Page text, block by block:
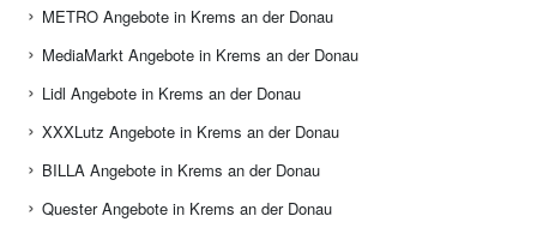
METRO Angebote in Krems an der Donau
MediaMarkt Angebote in Krems an der Donau
Lidl Angebote in Krems an der Donau
XXXLutz Angebote in Krems an der Donau
BILLA Angebote in Krems an der Donau
Quester Angebote in Krems an der Donau